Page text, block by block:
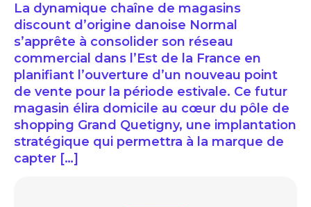
La dynamique chaîne de magasins
discount d’origine danoise Normal
s’apprête à consolider son réseau
commercial dans l’Est de la France en
planifiant l’ouverture d’un nouveau point
de vente pour la période estivale. Ce futur
magasin élira domicile au cœur du pôle de
shopping Grand Quetigny, une implantation
stratégique qui permettra à la marque de
capter […]